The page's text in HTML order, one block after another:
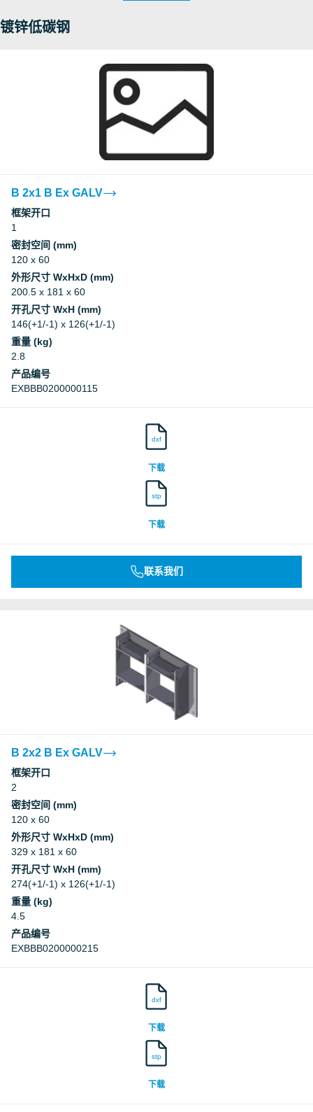
NCC
镀锌低碳钢
B 2x1 B Ex GALV
框架开口
1
密封空间 (mm)
120 x 60
外形尺寸 WxHxD (mm)
200.5 x 181 x 60
开孔尺寸 WxH (mm)
146(+1/-1) x 126(+1/-1)
重量 (kg)
2.8
产品编号
EXBBB0200000115
dxf
下载
stp
下载
联系我们
B 2x2 B Ex GALV
框架开口
2
密封空间 (mm)
120 x 60
外形尺寸 WxHxD (mm)
329 x 181 x 60
开孔尺寸 WxH (mm)
274(+1/-1) x 126(+1/-1)
重量 (kg)
4.5
产品编号
EXBBB0200000215
dxf
下载
stp
下载